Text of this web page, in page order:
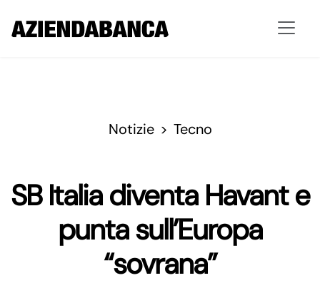
Notizie Tecno
SB Italia diventa Havant e
punta sull’Europa
“sovrana”